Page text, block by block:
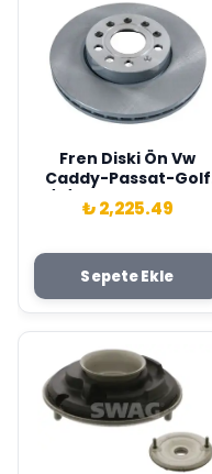
Fren Diski Ön Vw
Caddy-Passat-Golf
5/6/7- Skoda Octavıa
Ford Connect 23> Çap:
Delik: 9 Swag
1K0615301T-VWN3CA
1125 AA
₺ 2,225.49
Sepete Ekle